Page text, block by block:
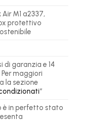
M1 a2337,
protettivo
di garanzia e 14
maggiori
la sezione
“
è in perfetto stato